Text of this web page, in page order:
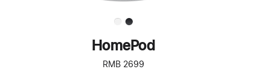
HomePod
RMB 2699